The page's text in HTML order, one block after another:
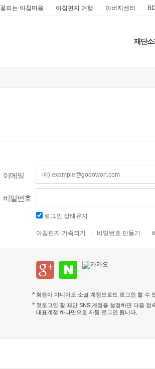
꽃피는 아침마을 아침편지 여행 아버지센터
재단소
이메일
비밀번호
로그인 상태유지
아침편지 가족되기 비밀번호 만들기
회원이 아니어도 소셜 계정으로도 로그인 할 수
첫로그인 할 때만 SNS 계정을 설정하면 다음 접
대표계정 하나만으로 자동 로그인 됩니다